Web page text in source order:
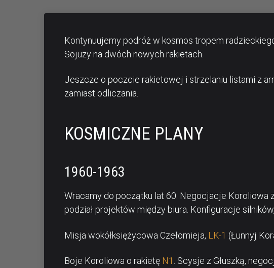
Kontynuujemy podróż w kosmos tropem
Sojuzy na dwóch nowych rakietach.
Jeszcze o poczcie rakietowej i strzelaniu listami z
zamiast odliczania.
KOSMICZNE PLANY
1960-1963
Wracamy do początku lat 60. Negocjacje Koroliowa
podział projektów między biura. Konfiguracje
Misja wokółksiężycowa Czełomieja, LK-1 (Łunnyj
Boje Koroliowa o rakietę N1 . Scysje z Głuszką,